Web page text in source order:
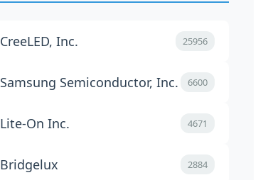
CreeLED, Inc. 25956
Samsung Semiconductor, Inc. 6600
Lite-On Inc. 4671
Bridgelux 2884